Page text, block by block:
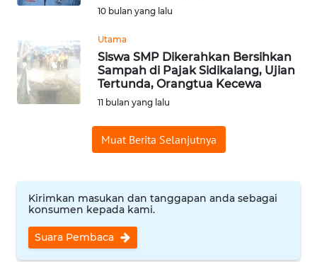
10 bulan yang lalu
Utama
Siswa SMP Dikerahkan Bersihkan
Sampah di Pajak Sidikalang, Ujian
Tertunda, Orangtua Kecewa
11 bulan yang lalu
Muat Berita Selanjutnya
Kirimkan masukan dan tanggapan anda sebagai
konsumen kepada kami.
Suara Pembaca
WN
INDRAMAYU
WN
SUBANG